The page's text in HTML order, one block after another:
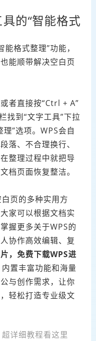
的“智能格式
格式整理”功能，
能顺带解决空白页
者直接按“Ctrl + A”
找到“文字工具”下拉
”选项。WPS会自
落、不合理换行、
整理过程中就把导
档页面恢复整洁。
页的多种实用方
家可以根据文档实
握更多关于WPS的
协作高效编辑、复
， 免费下载WPS进
置丰富功能和海量
与创作需求，让你
轻松打造专业级文
详细教程看这里